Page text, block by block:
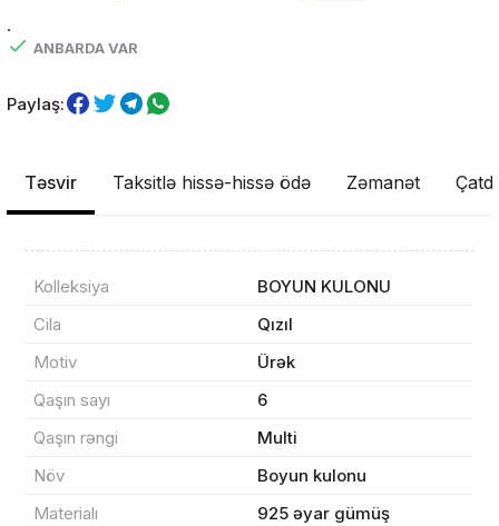
.
ANBARDA VAR
Paylaş:
Təsvir Taksitlə hissə-hissə ödə Zəmanət
Kolleksiya
BOYUN KULONU
Cila
Qızıl
Motiv
Ürək
Qaşın sayı
6
Qaşın rəngi
Multi
Növ
Boyun kulonu
Materialı
925 əyar gümüş
Məhsul(lar) səbətə əlavə edildi
Sifarişin detalları